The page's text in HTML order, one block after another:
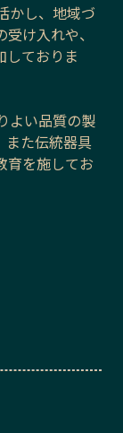
かし、地域づ
け入れや、
しておりま
よい品質の製
また伝統器具
育を施してお